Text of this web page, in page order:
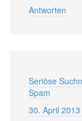
Antworten
Seriöse
Spam
30. April